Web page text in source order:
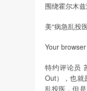
围绕霍尔木
美“病急乱投
Your
特约评论员
Out），也就
乱投医，但